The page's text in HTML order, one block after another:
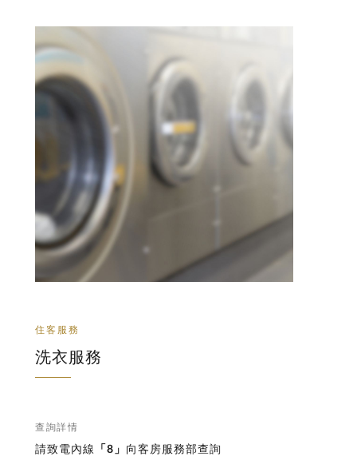
住客服務
洗衣服務
查詢詳情
請致電內線 「8」 向客房服務部查詢